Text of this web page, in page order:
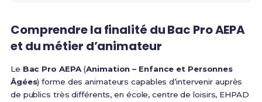
Comprendre la finalité du Bac Pro AEPA
et du métier d’animateur
Le Bac Pro AEPA(Animation – Enfance et Personnes
Âgées) forme des animateurs capables d’intervenir auprès
de publics très différents, en école, centre de loisirs, EHPAD